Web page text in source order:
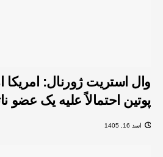
وال استریت ژورنال: امریکا
پوتین احتمالاً علیه یک عضو
اسد 16, 1405